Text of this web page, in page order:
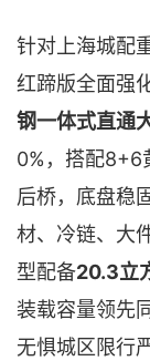
针对上海城配
红蹄版全面强
钢一体式直通
0%，搭配8+6
后桥，底盘稳
材、冷链、大
型配备20.3立
装载容量领先
无惧城区限行